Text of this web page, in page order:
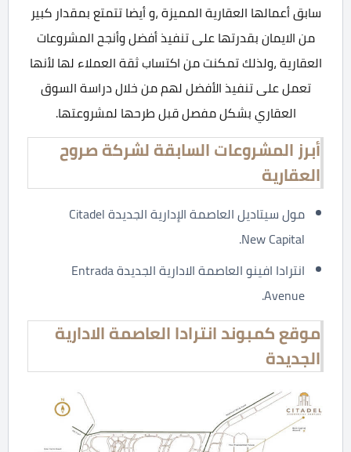
سابق أعمالها العقارية المميزة ،و أيضا تتمتع بمقدار كبير
من الايمان بقدرتها على تنفيذ أفضل وأنجح المشروعات
العقارية ،ولذلك تمكنت من اكتساب ثقة العملاء لها لأنها
تعمل على تنفيذ الأفضل لهم من خلال دراسة السوق
العقاري بشكل مفصل قبل طرحها لمشروعتها.
أبرز المشروعات السابقة لشركة صروح
العقارية
مول سيتاديل العاصمة الإدارية الجديدة Citadel
New Capital.
انترادا افينو العاصمة الادارية الجديدة Entrada
Avenue.
موقع كمبوند انترادا العاصمة الادارية
الجديدة